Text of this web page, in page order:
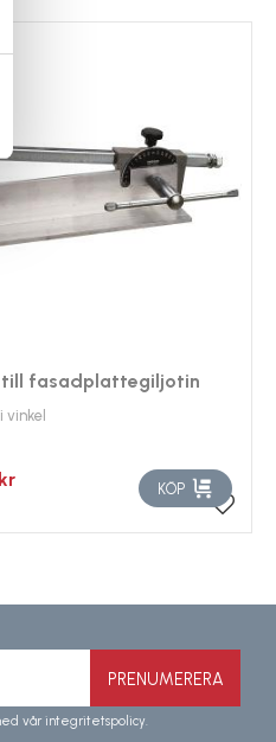
till fasadplattegiljotin
vinkel
kr
Lägg
KÖP
PRENUMERERA
vår integritetspolicy.